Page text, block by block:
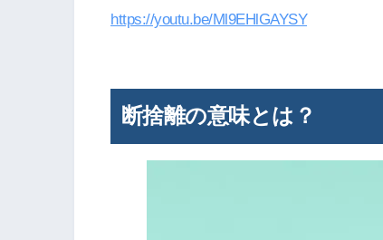
https://youtu.be/Ml9EHlGAYSY
断捨離の意味とは？